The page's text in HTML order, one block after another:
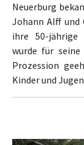
Neuerburg
Johann Alff und
ihre 50-jährige
wurde für seine
Prozession
Kinder und